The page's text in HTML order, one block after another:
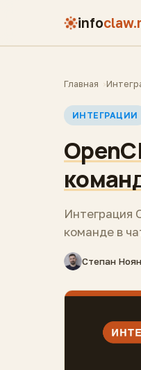
info
Главная
ИНТЕГРАЦИИ
Интеграция
команде в
Степан